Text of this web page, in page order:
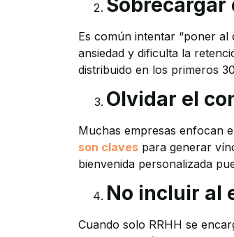
Es común intentar “poner
ansiedad y dificulta la
distribuido en los primeros
Olvidar el
Muchas empresas enfocan
son claves para generar
bienvenida personalizada
No incluir al
Cuando solo RRHH se